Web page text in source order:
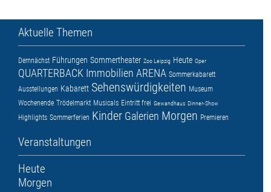
Aktuelle Themen
Demnächst Führungen Sommertheater Zoo Leipzig Heute Oper
QUARTERBACK Immobilien ARENA Sommerkabarett
Ausstellungen Kabarett Sehenswürdigkeiten Museum
Wochenende Trödelmarkt Musicals Eintritt frei Gewandhaus Dinner-Show
Highlights Sommerferien Kinder Galerien Morgen Premieren
Veranstaltungen
Heute
Morgen